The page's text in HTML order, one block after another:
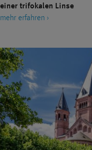
einer trifokalen Linse
mehr erfahren ›